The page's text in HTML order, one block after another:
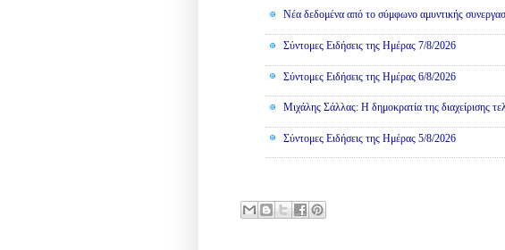
Νέα δεδομένα από το σύμφωνο αμυντικής
Σύντομες Ειδήσεις της Ημέρας 7/8/2026
Σύντομες Ειδήσεις της Ημέρας 6/8/2026
Μιχάλης Σάλλας: Η δημοκρατία της διαχείρισης
Σύντομες Ειδήσεις της Ημέρας 5/8/2026